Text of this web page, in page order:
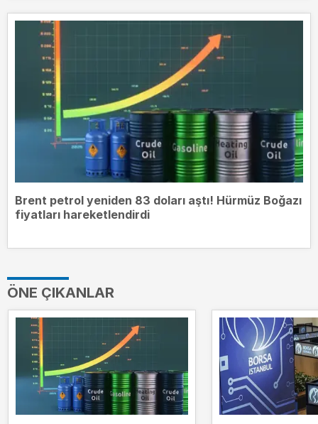
Brent petrol yeniden 83 doları aştı! Hürmüz Boğazı
fiyatları hareketlendirdi
ÖNE ÇIKANLAR